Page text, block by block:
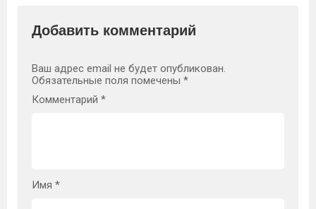
Добавить комментарий
Ваш адрес email не будет опубликован.
Обязательные поля помечены *
Комментарий *
Имя *